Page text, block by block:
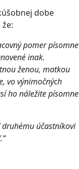
dobe
pomer písomne
inak.
ženou, matkou
vo výnimočných
ho náležite písomne
účastníkovi